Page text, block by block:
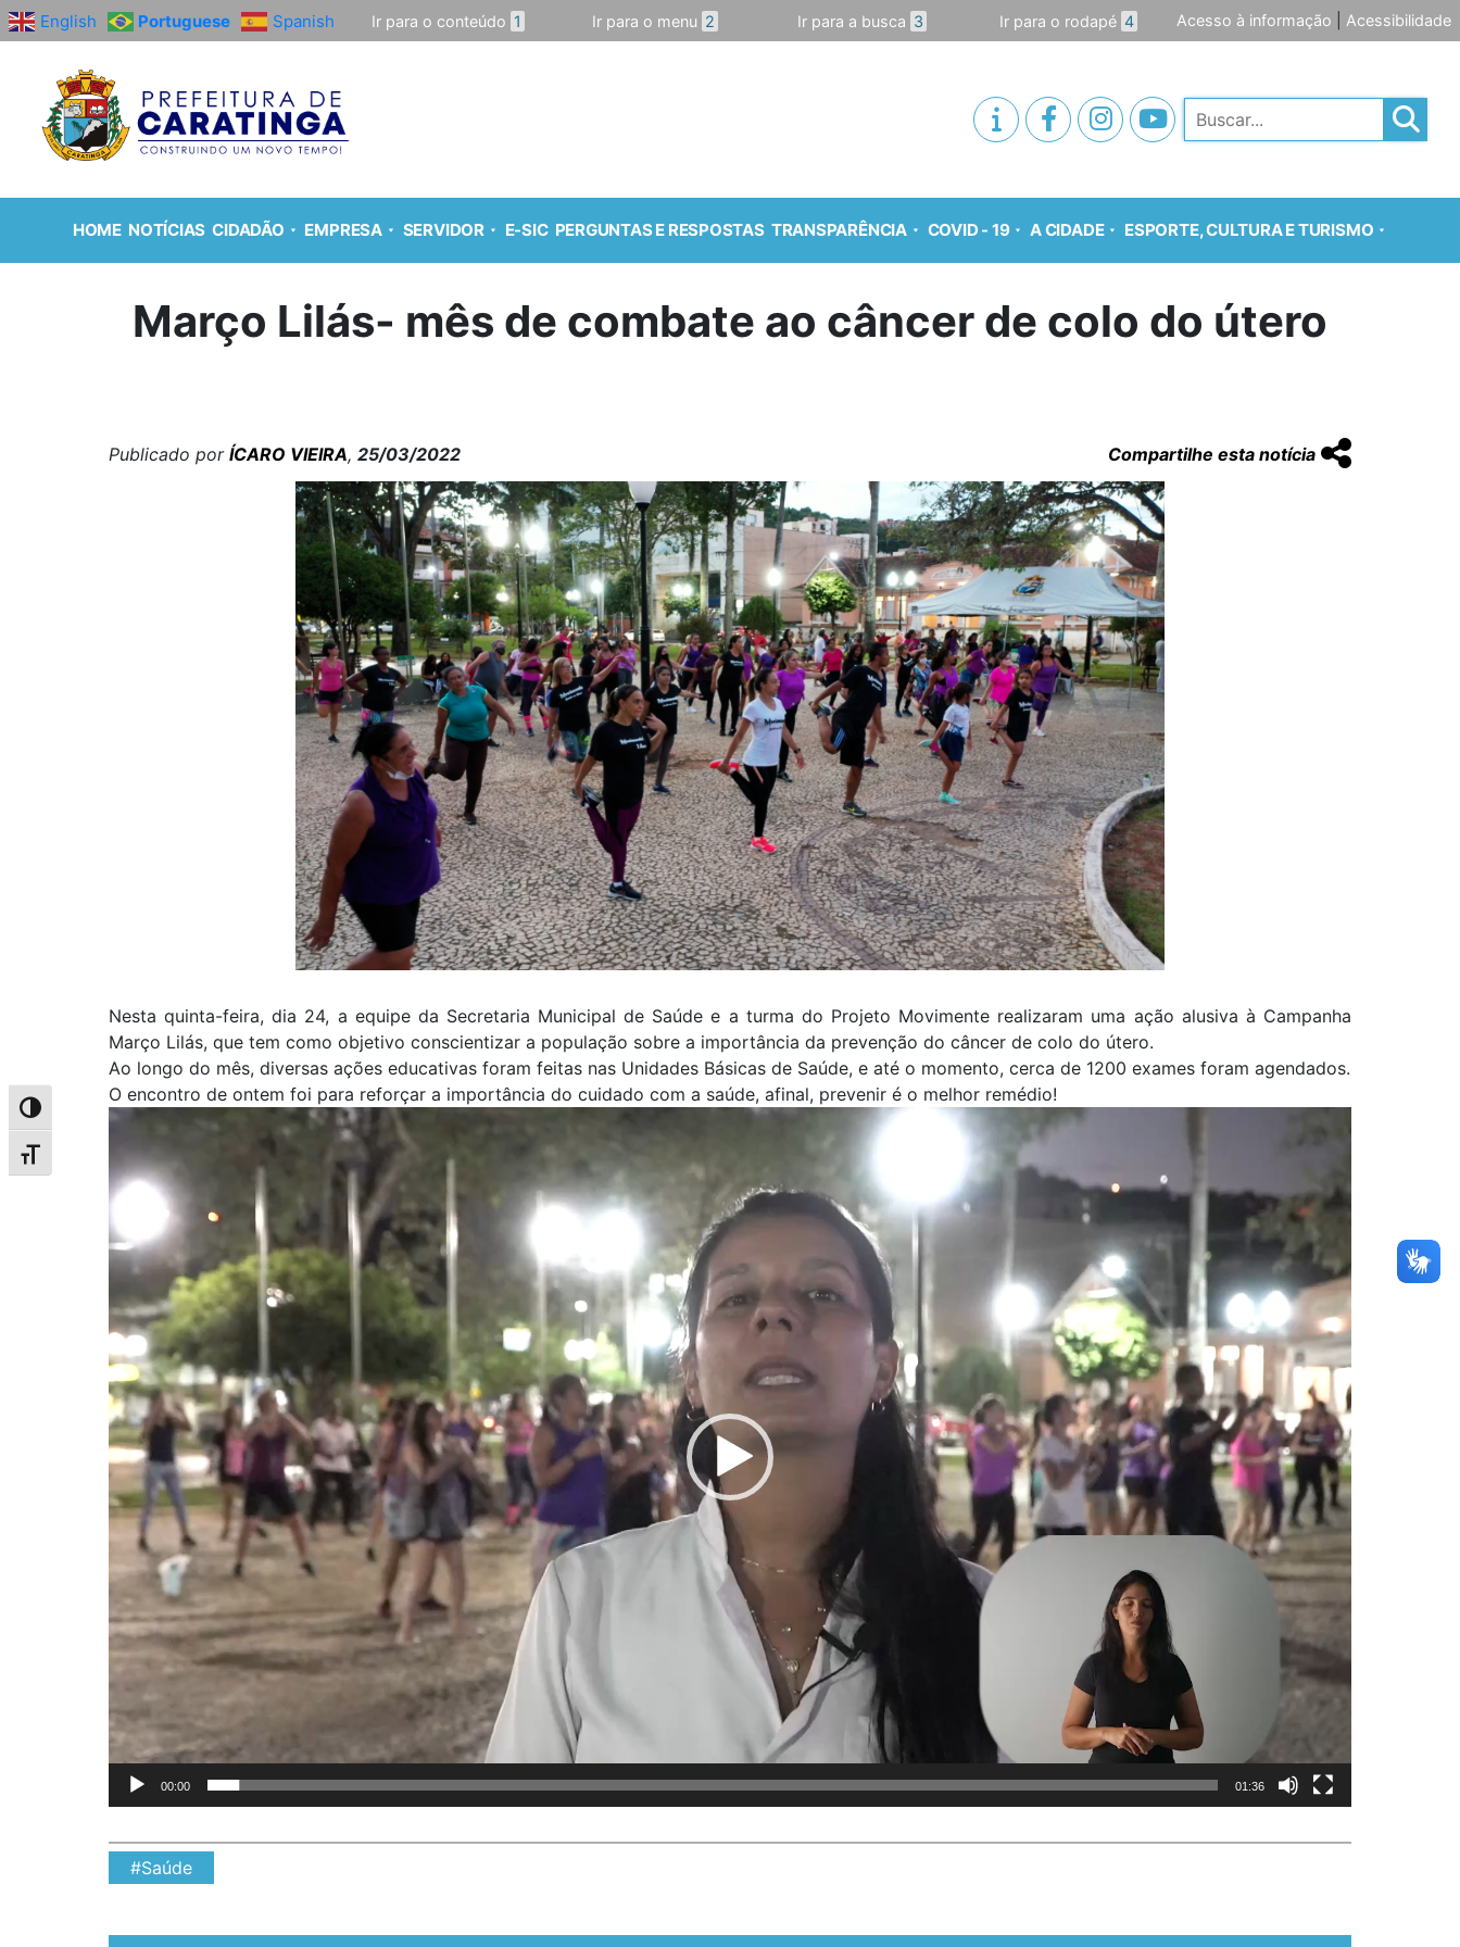
Alternar alto contraste
Alternar tamanho da fonte
English Portuguese Spanish Ir para o conteúdo 1 Ir para o menu 2 Ir para a busca 3 Ir para o rodapé 4 Acesso à informação Acessibilidade
Pesquisar
HOME NOTÍCIAS CIDADÃO EMPRESA SERVIDOR E-SIC PERGUNTAS E RESPOSTAS TRANSPARÊNCIA COVID - 19 A CIDADE ESPORTE, CULTURA E TURISMO
Março Lilás- mês de combate ao câncer de colo do útero
Publicado por ÍCARO VIEIRA, 25/03/2022 Compartilhe esta notícia
Nesta quinta-feira, dia 24, a equipe da Secretaria Municipal de Saúde e a turma do Projeto Movimente realizaram uma ação alusiva à Campanha
Março Lilás, que tem como objetivo conscientizar a população sobre a importância da prevenção do câncer de colo do útero.
Ao longo do mês, diversas ações educativas foram feitas nas Unidades Básicas de Saúde, e até o momento, cerca de 1200 exames foram agendados.
O encontro de ontem foi para reforçar a importância do cuidado com a saúde, afinal, prevenir é o melhor remédio!
Tocador
vídeo
00:00 01:36
#Saúde